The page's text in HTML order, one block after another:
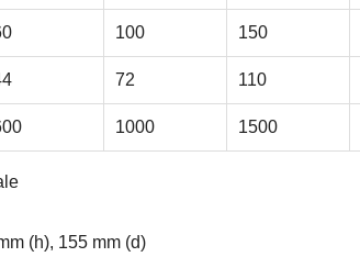
100 150
72 110
1000 1500
(h), 155 mm (d)